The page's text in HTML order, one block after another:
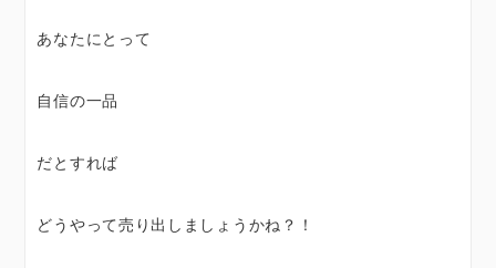
あなたにとって
自信の一品
だとすれば
どうやって売り出しましょうかね？！